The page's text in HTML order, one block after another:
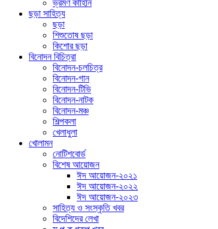
ভ্রমণ কাহিনি
ছড়া সাহিত্য
ছড়া
শিশুতোষ ছড়া
কিশোর ছড়া
বিনোদন বিচিত্রা
বিনোদন-চলচিত্র
বিনোদন-গান
বিনোদন-টিভি
বিনোদন-নাটক
বিনোদন-মঞ্চ
শিল্পকলা
খেলাধুলা
খোলামন
নোটিশবোর্ড
বিশেষ আয়োজন
ঈদ আয়োজন-২০২১
ঈদ আয়োজন-২০২২
ঈদ আয়োজন-২০২৩
সাহিত্য ও সংস্কৃতি খবর
বিদেশিদের লেখা